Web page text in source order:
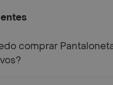
comprar